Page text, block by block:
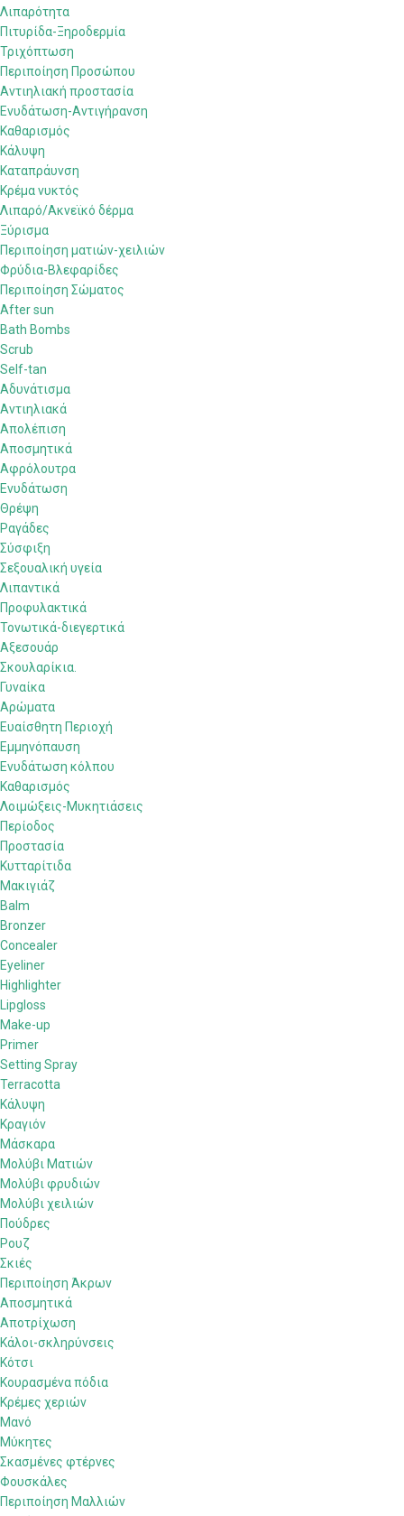
Λιπαρότητα
Πιτυρίδα-Ξηροδερμία
Τριχόπτωση
Περιποίηση Προσώπου
Αντιηλιακή προστασία
Ενυδάτωση-Αντιγήρανση
Καθαρισμός
Κάλυψη
Καταπράυνση
Κρέμα νυκτός
Λιπαρό/Ακνεϊκό δέρμα
Ξύρισμα
Περιποίηση ματιών-χειλιών
Φρύδια-Βλεφαρίδες
Περιποίηση Σώματος
After sun
Bath Bombs
Scrub
Self-tan
Αδυνάτισμα
Αντιηλιακά
Απολέπιση
Αποσμητικά
Αφρόλουτρα
Ενυδάτωση
Θρέψη
Ραγάδες
Σύσφιξη
Σεξουαλική υγεία
Λιπαντικά
Προφυλακτικά
Τονωτικά-διεγερτικά
Αξεσουάρ
Σκουλαρίκια.
Γυναίκα
Αρώματα
Ευαίσθητη Περιοχή
Εμμηνόπαυση
Ενυδάτωση κόλπου
Καθαρισμός
Λοιμώξεις-Μυκητιάσεις
Περίοδος
Προστασία
Κυτταρίτιδα
Μακιγιάζ
Balm
Bronzer
Concealer
Eyeliner
Highlighter
Lipgloss
Make-up
Primer
Setting Spray
Terracotta
Κάλυψη
Κραγιόν
Μάσκαρα
Μολύβι Ματιών
Μολύβι φρυδιών
Μολύβι χειλιών
Πούδρες
Ρουζ
Σκιές
Περιποίηση Άκρων
Αποσμητικά
Αποτρίχωση
Κάλοι-σκληρύνσεις
Κότσι
Κουρασμένα πόδια
Κρέμες χεριών
Μανό
Μύκητες
Σκασμένες φτέρνες
Φουσκάλες
Περιποίηση Μαλλιών